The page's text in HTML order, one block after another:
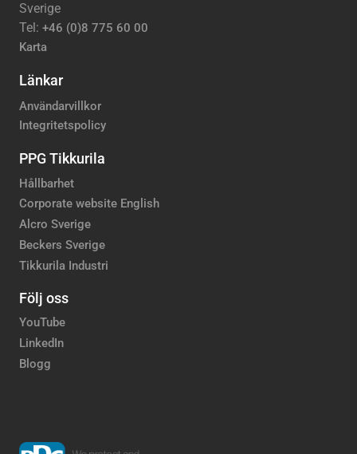
Sverige
Tel: +46 (0)8 775 60 00
Karta
Länkar
Användarvillkor
Integritetspolicy
PPG Tikkurila
Hållbarhet
Corporate website English
Alcro Sverige
Beckers Sverige
Tikkurila Industri
Följ oss
YouTube
LinkedIn
Blogg